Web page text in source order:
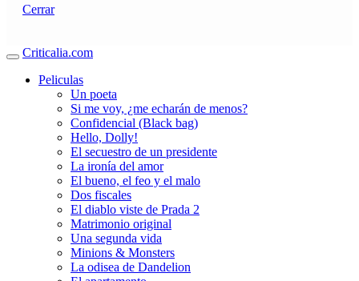
Cerrar
Criticalia.com
Peliculas
Un poeta
Si me voy, ¿me echarán de menos?
Confidencial (Black bag)
Hello, Dolly!
El secuestro de un presidente
La ironía del amor
El bueno, el feo y el malo
Dos fiscales
El diablo viste de Prada 2
Matrimonio original
Una segunda vida
Minions & Monsters
La odisea de Dandelion